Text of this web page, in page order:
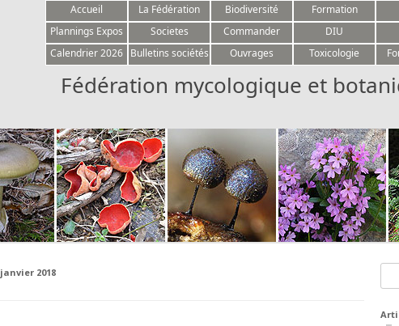
Aller au
Accueil La Fédération Biodiversité Formation
Plannings Expos
Societes Commander DIU
Calendrier 2026 Bulletins sociétés Ouvrages Toxicologie
Fédération mycologique et
janvier 2018